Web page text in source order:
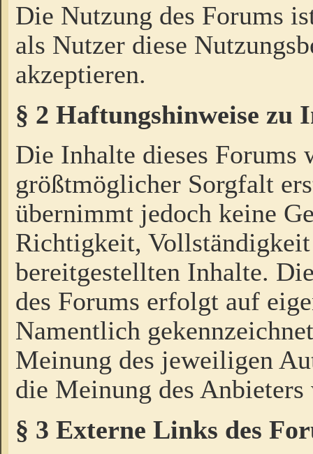
Die Nutzung des Forums
als Nutzer diese
akzeptieren.
§ 2 Haftungshinweise zu
Die Inhalte dieses Forums
größtmöglicher Sorgfalt
übernimmt jedoch keine
Richtigkeit,
bereitgestellten Inhalte.
des Forums erfolgt auf
Namentlich
Meinung des jeweiligen
die Meinung des Anbieters
§ 3 Externe Links des